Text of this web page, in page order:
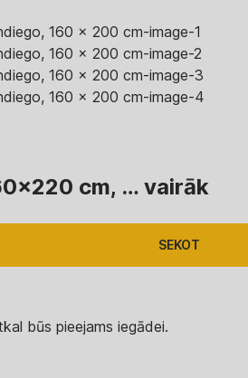
cm, … vairāk
SEKOT
būs pieejams iegādei.